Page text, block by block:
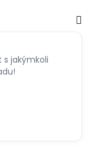
jakýmkoli